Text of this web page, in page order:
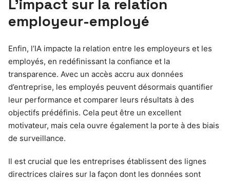
L’impact sur la relation
employeur-employé
Enfin, l’IA impacte la relation entre les employeurs et les
employés, en redéfinissant la confiance et la
transparence. Avec un accès accru aux données
d’entreprise, les employés peuvent désormais quantifier
leur performance et comparer leurs résultats à des
objectifs prédéfinis. Cela peut être un excellent
motivateur, mais cela ouvre également la porte à des biais
de surveillance.
Il est crucial que les entreprises établissent des lignes
directrices claires sur la façon dont les données sont